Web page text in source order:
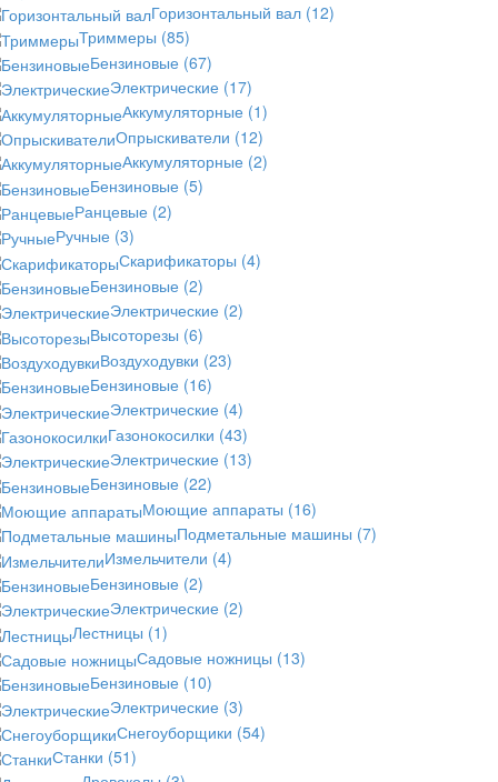
Горизонтальный вал (12)
Триммеры (85)
Бензиновые (67)
Электрические (17)
Аккумуляторные (1)
Опрыскиватели (12)
Аккумуляторные (2)
Бензиновые (5)
Ранцевые (2)
Ручные (3)
Скарификаторы (4)
Бензиновые (2)
Электрические (2)
Высоторезы (6)
Воздуходувки (23)
Бензиновые (16)
Электрические (4)
Газонокосилки (43)
Электрические (13)
Бензиновые (22)
Моющие аппараты (16)
Подметальные машины (7)
Измельчители (4)
Бензиновые (2)
Электрические (2)
Лестницы (1)
Садовые ножницы (13)
Бензиновые (10)
Электрические (3)
Снегоуборщики (54)
Станки (51)